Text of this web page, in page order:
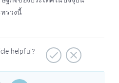
รวงนี้
helpful?